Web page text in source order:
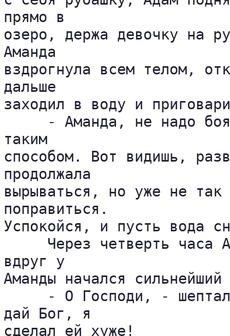
прямо в
озеро, держа девочку на
Аманда
вздрогнула всем телом,
дальше
заходил в воду и
- Аманда, не надо
таким
способом. Вот видишь,
продолжала
вырываться, но уже не
поправиться.
Успокойся, и пусть вода
Через четверть часа
вдруг у
Аманды начался
- О Господи, -
дай Бог, я
сделал ей хуже!